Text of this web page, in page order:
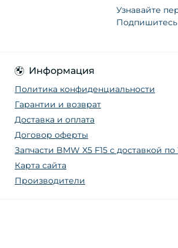
Узнавайте
Информация
Политика конфиденциальности
Гарантии и возврат
Доставка и оплата
Договор оферты
Запчасти BMW X5 F15 с доставкой
Карта сайта
Производители